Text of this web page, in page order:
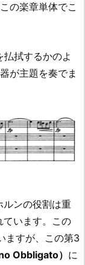
の楽章単体でこ
拭するかのよ
が主題を奏でま
ルンの役割は重
ています。この
ますが、この第3
Obbligato） に